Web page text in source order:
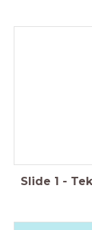
Slide 1 -